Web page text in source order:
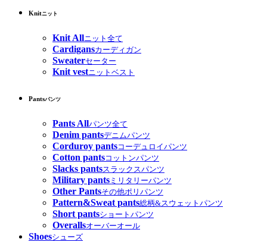
Knitニット
Knit Allニット全て
Cardigansカーディガン
Sweaterセーター
Knit vestニットベスト
Pantsパンツ
Pants Allパンツ全て
Denim pantsデニムパンツ
Corduroy pantsコーデュロイパンツ
Cotton pantsコットンパンツ
Slacks pantsスラックスパンツ
Military pants ミリタリーパンツ
Other Pantsその他ポリパンツ
Pattern&Sweat pants総柄&スウェットパンツ
Short pantsショートパンツ
Overallsオーバーオール
Shoesシューズ